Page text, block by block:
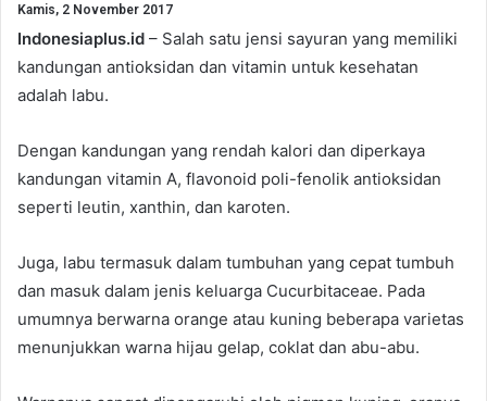
Kamis, 2 November 2017
Indonesiaplus.id – Salah satu jensi sayuran yang memiliki
kandungan antioksidan dan vitamin untuk kesehatan
adalah labu.
Dengan kandungan yang rendah kalori dan diperkaya
kandungan vitamin A, flavonoid poli-fenolik antioksidan
seperti leutin, xanthin, dan karoten.
Juga, labu termasuk dalam tumbuhan yang cepat tumbuh
dan masuk dalam jenis keluarga Cucurbitaceae. Pada
umumnya berwarna orange atau kuning beberapa varietas
menunjukkan warna hijau gelap, coklat dan abu-abu.